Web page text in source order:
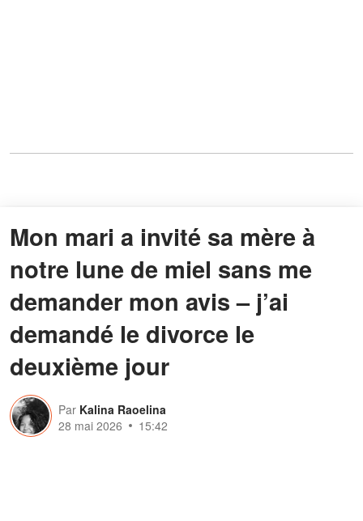
Mon mari a invité sa mère à
notre lune de miel sans me
demander mon avis – j’ai
demandé le divorce le
deuxième jour
Par Kalina Raoelina
28 mai 2026
15:42